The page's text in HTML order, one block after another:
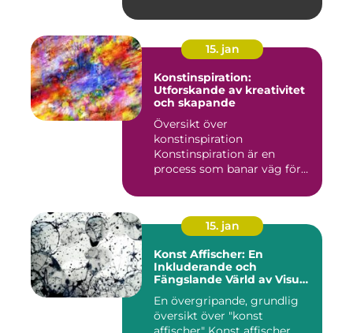
15. jan
Konstinspiration:
Utforskande av kreativitet
och skapande
Översikt över
konstinspiration
Konstinspiration är en
process som banar väg för
15. jan
Konst Affischer: En
Inkluderande och
Fängslande Värld av Visuell
En övergripande, grundlig
översikt över "konst